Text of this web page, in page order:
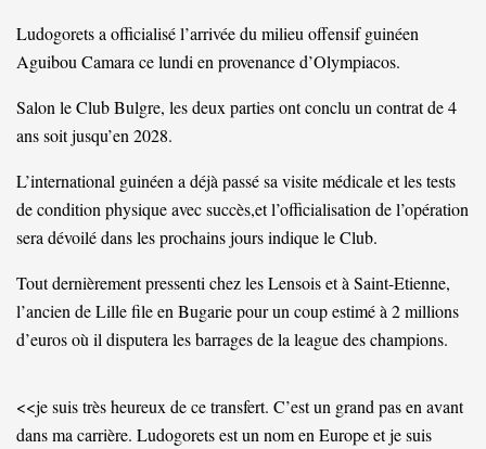
Ludogorets a officialisé l’arrivée du milieu offensif guinéen
Aguibou Camara ce lundi en provenance d’Olympiacos.
Salon le Club Bulgre, les deux parties ont conclu un contrat de 4
ans soit jusqu’en 2028.
L’international guinéen a déjà passé sa visite médicale et les tests
de condition physique avec succès,et l’officialisation de l’opération
sera dévoilé dans les prochains jours indique le Club.
Tout dernièrement pressenti chez les Lensois et à Saint-Etienne,
l’ancien de Lille file en Bugarie pour un coup estimé à 2 millions
d’euros où il disputera les barrages de la league des champions.
<<je suis très heureux de ce transfert. C’est un grand pas en avant
dans ma carrière. Ludogorets est un nom en Europe et je suis